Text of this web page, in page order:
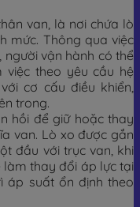
van, là nơi chứa lò
mức. Thông qua việc
vận hành có thể
theo yêu cầu hệ
cơ cấu điều khiển,
trong.
hồi để giữ hoặc thay
van. Lò xo được gắn
đầu với trục van, khi
làm thay đổi áp lực tại
áp suất ổn định theo